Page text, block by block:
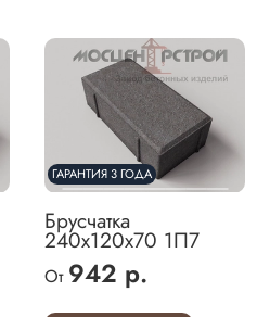
ГАРАНТИЯ 3 ГОДА
Брусчатка
240х120х70 1П7
От 942 р.